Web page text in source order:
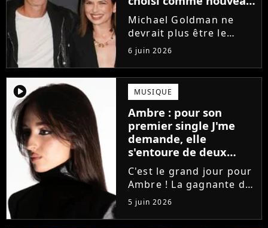
directeur ?
Michael Goldman ne
devrait plus être le
directeur de la Star
Academy lors de la
saison 2026. Et pour lui
succéder, c'est un
ancien gagnant de
l'émission de TF1 qui
sera aujourd'hui...
6 juin 2026
player2 MUSIQUE
Ambre : pour son
premier single J'me
demande, elle
s'entoure de deux
proches de Slimane
C'est le grand jour pour
Ambre ! La gagnante de
la Star Academy fait ses
premiers pas dans
l'industrie en publiant
5 juin 2026